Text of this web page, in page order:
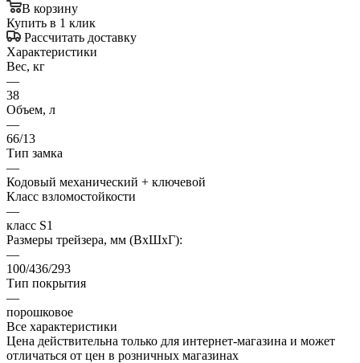
В корзину
Купить в 1 клик
Рассчитать доставку
Характеристики
Вес, кг
—
38
Объем, л
—
66/13
Тип замка
—
Кодовый механический + ключевой
Класс взломостойкости
—
класс S1
Размеры трейзера, мм (ВхШхГ):
—
100/436/293
Тип покрытия
—
порошковое
Все характеристики
Цена действительна только для интернет-магазина и может
отличаться от цен в розничных магазинах